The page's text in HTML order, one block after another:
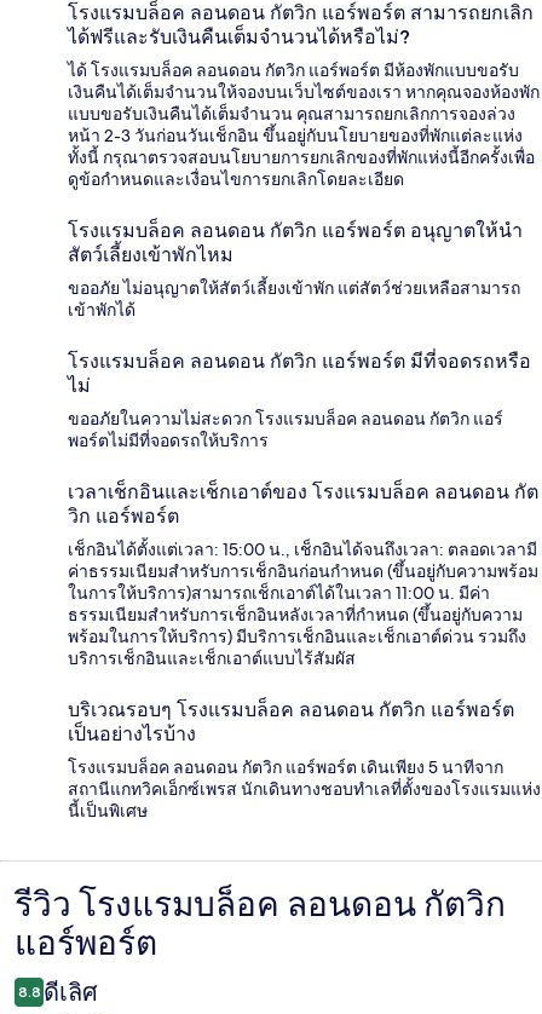
โรงแรมบล็อค ลอนดอน กัตวิก แอร์พอร์ต สามารถยกเลิก
ได้ฟรีและรับเงินคืนเต็มจำนวนได้หรือไม่?
ได้ โรงแรมบล็อค ลอนดอน กัตวิก แอร์พอร์ต มีห้องพักแบบขอรับ
เงินคืนได้เต็มจำนวนให้จองบนเว็บไซต์ของเรา หากคุณจองห้องพัก
แบบขอรับเงินคืนได้เต็มจำนวน คุณสามารถยกเลิกการจองล่วง
หน้า 2-3 วันก่อนวันเช็กอิน ขึ้นอยู่กับนโยบายของที่พักแต่ละแห่ง
ทั้งนี้ กรุณาตรวจสอบนโยบายการยกเลิกของที่พักแห่งนี้อีกครั้งเพื่อ
ดูข้อกำหนดและเงื่อนไขการยกเลิกโดยละเอียด
โรงแรมบล็อค ลอนดอน กัตวิก แอร์พอร์ต อนุญาตให้นำ
สัตว์เลี้ยงเข้าพักไหม
ขออภัย ไม่อนุญาตให้สัตว์เลี้ยงเข้าพัก แต่สัตว์ช่วยเหลือสามารถ
เข้าพักได้
โรงแรมบล็อค ลอนดอน กัตวิก แอร์พอร์ต มีที่จอดรถหรือ
ไม่
ขออภัยในความไม่สะดวก โรงแรมบล็อค ลอนดอน กัตวิก แอร์
พอร์ตไม่มีที่จอดรถให้บริการ
เวลาเช็กอินและเช็กเอาต์ของ โรงแรมบล็อค ลอนดอน กัต
วิก แอร์พอร์ต
เช็กอินได้ตั้งแต่เวลา: 15:00 น., เช็กอินได้จนถึงเวลา: ตลอดเวลามี
ค่าธรรมเนียมสำหรับการเช็กอินก่อนกำหนด (ขึ้นอยู่กับความพร้อม
ในการให้บริการ)สามารถเช็กเอาต์ได้ในเวลา 11:00 น. มีค่า
ธรรมเนียมสำหรับการเช็กอินหลังเวลาที่กำหนด (ขึ้นอยู่กับความ
พร้อมในการให้บริการ) มีบริการเช็กอินและเช็กเอาต์ด่วน รวมถึง
บริการเช็กอินและเช็กเอาต์แบบไร้สัมผัส
บริเวณรอบๆ โรงแรมบล็อค ลอนดอน กัตวิก แอร์พอร์ต
เป็นอย่างไรบ้าง
โรงแรมบล็อค ลอนดอน กัตวิก แอร์พอร์ต เดินเพียง 5 นาทีจาก
สถานีแกทวิคเอ็กซ์เพรส นักเดินทางชอบทำเลที่ตั้งของโรงแรมแห่ง
นี้เป็นพิเศษ
รีวิว
รีวิว โรงแรมบล็อค ลอนดอน กัตวิก
แอร์พอร์ต
8.8 ดีเลิศ